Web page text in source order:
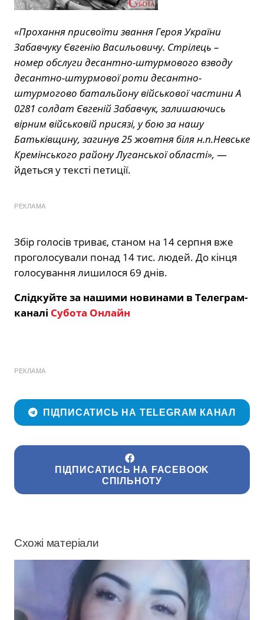
«Прохання присвоїти звання Героя України
Забавчуку Євгенію Васильовичу. Стрілець –
номер обслуги десантно-штурмового взводу
десантно-штурмової роти десантно-
штурмогово батальйону військової частини А
0281 солдат Євгеній Забавчук, залишаючись
вірним військовій присязі, у бою за нашу
Батьківщину, загинув 25 жовтня біля н.п.Невське
Кремінського району Луганської області», —
йдеться у тексті петиції.
РЕКЛАМА
Збір голосів триває, станом на 14 серпня вже
проголосували понад 14 тис. людей. До кінця
голосування лишилося 69 днів.
Слідкуйте за нашими новинами в Телеграм-
каналі Субота Онлайн
РЕКЛАМА
ПІДПИСАТИСЬ НА TELEGRAM КАНАЛ
ПІДПИСАТИСЬ НА FACEBOOK
СПІЛЬНОТУ
Схожі матеріали